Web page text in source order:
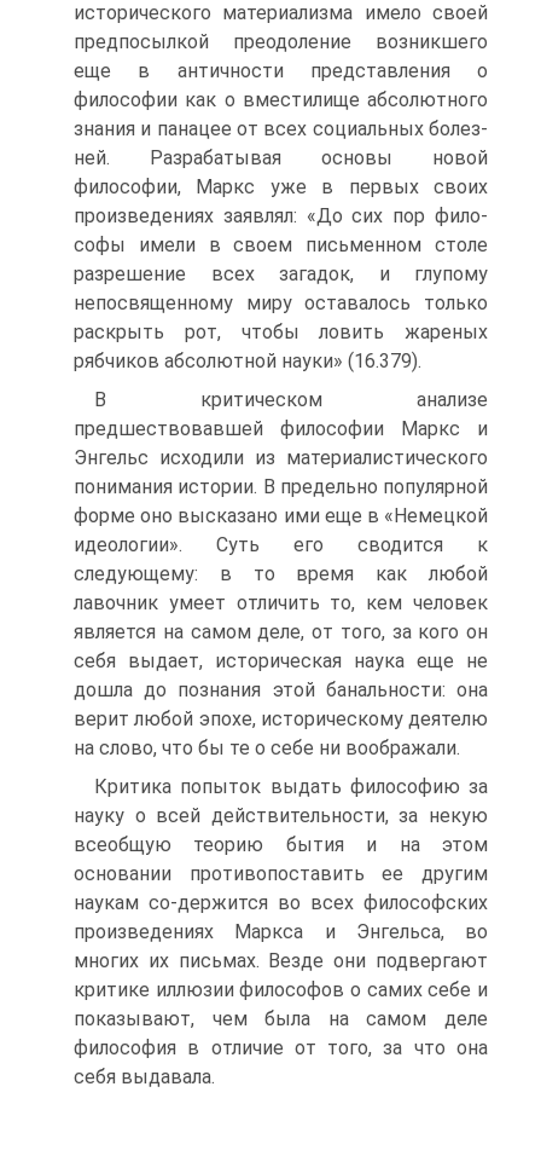
исторического материализма имело своей
предпосылкой преодоление возникшего
еще в античности представления о
философии как о вместилище абсолютного
знания и панацее от всех социальных болез-
ней. Разрабатывая основы новой
философии, Маркс уже в первых своих
произведениях заявлял: «До сих пор фило-
софы имели в своем письменном столе
разрешение всех загадок, и глупому
непосвященному миру оставалось только
раскрыть рот, чтобы ловить жареных
рябчиков абсолютной науки» (16.379).
В критическом анализе
предшествовавшей философии Маркс и
Энгельс исходили из материалистического
понимания истории. В предельно популярной
форме оно высказано ими еще в «Немецкой
идеологии». Суть его сводится к
следующему: в то время как любой
лавочник умеет отличить то, кем человек
является на самом деле, от того, за кого он
себя выдает, историческая наука еще не
дошла до познания этой банальности: она
верит любой эпохе, историческому деятелю
на слово, что бы те о себе ни воображали.
Критика попыток выдать философию за
науку о всей действительности, за некую
всеобщую теорию бытия и на этом
основании противопоставить ее другим
наукам со-держится во всех философских
произведениях Маркса и Энгельса, во
многих их письмах. Везде они подвергают
критике иллюзии философов о самих себе и
показывают, чем была на самом деле
философия в отличие от того, за что она
себя выдавала.